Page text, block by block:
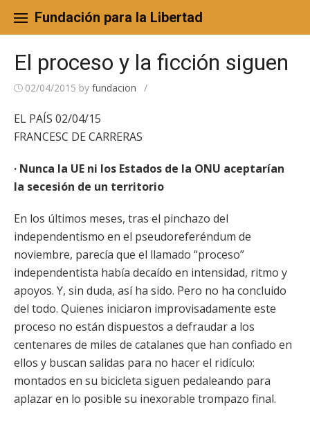
content
Fundación para la Libertad
El proceso y la ficción siguen
02/04/2015 by fundacion /
EL PAÍS 02/04/15
FRANCESC DE CARRERAS
· Nunca la UE ni los Estados de la ONU aceptarían
la secesión de un territorio
En los últimos meses, tras el pinchazo del
independentismo en el pseudoreferéndum de
noviembre, parecía que el llamado “proceso”
independentista había decaído en intensidad, ritmo y
apoyos. Y, sin duda, así ha sido. Pero no ha concluido
del todo. Quienes iniciaron improvisadamente este
proceso no están dispuestos a defraudar a los
centenares de miles de catalanes que han confiado en
ellos y buscan salidas para no hacer el ridículo:
montados en su bicicleta siguen pedaleando para
aplazar en lo posible su inexorable trompazo final.